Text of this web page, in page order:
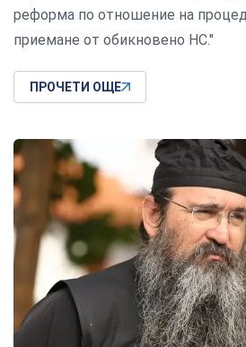
реформа по отношение на
приемане от обикновено НС."
ПРОЧЕТИ ОЩЕ